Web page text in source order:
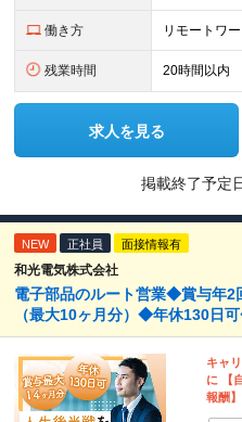
働き方 リモートワ
残業時間 20時間以内
求人を見る
掲載終了予定
NEW 正社員 面接情報有
和光電気株式会社
電子部品のルート営業◆賞与年2
（最大10ヶ月分）◆年休130日
キャ
に 【
報酬